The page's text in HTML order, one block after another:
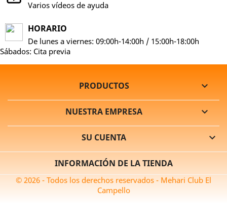
Varios vídeos de ayuda
HORARIO
De lunes a viernes: 09:00h-14:00h / 15:00h-18:00h
Sábados: Cita previa
PRODUCTOS 
NUESTRA EMPRESA 
SU CUENTA 
INFORMACIÓN DE LA TIENDA
© 2026 - Todos los derechos reservados - Mehari Club El
Campello